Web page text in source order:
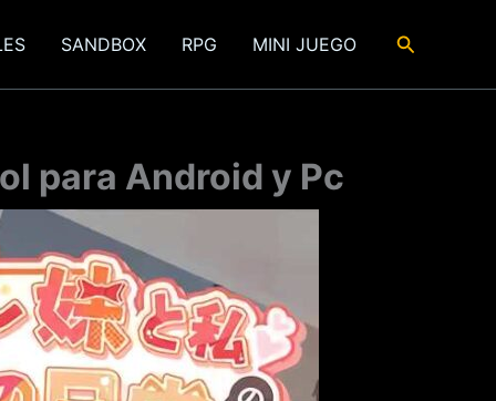
SANDBOX RPG MINI JUEGO Buscar
para Android y Pc